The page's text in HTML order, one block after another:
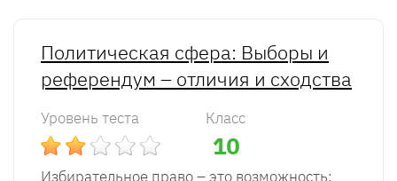
Политическая сфера: Выборы и
референдум – отличия и сходства
Уровень теста Класс
10
Избирательное право – это возможность: